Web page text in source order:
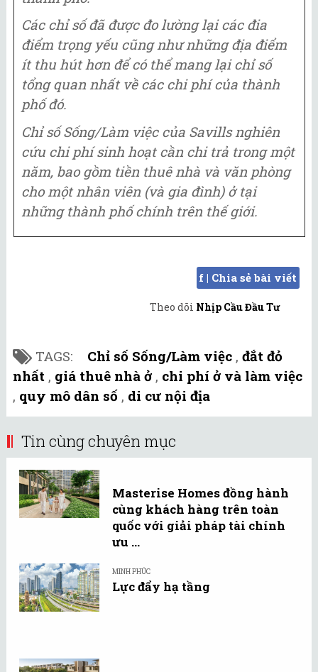
Các chỉ số đã được đo lường lại các đia
điểm trọng yếu cũng như những địa điểm
ít thu hút hơn để có thể mang lại chỉ số
tổng quan nhất về các chi phí của thành
phố đó.
Chỉ số Sống/Làm việc của Savills nghiên
cứu chi phí sinh hoạt cần chi trả trong một
năm, bao gồm tiền thuê nhà và văn phòng
cho một nhân viên (và gia đình) ở tại
những thành phố chính trên thế giới.
f | Chia sẻ bài viết
Theo dõi Nhịp Cầu Đầu Tư
TAGS: Chỉ số Sống/Làm việc , đắt đỏ
nhất , giá thuê nhà ở , chi phí ở và làm việc
, quy mô dân số , di cư nội địa
Tin cùng chuyên mục
Masterise Homes đồng hành
cùng khách hàng trên toàn
quốc với giải pháp tài chính
ưu ...
MINH PHÚC
Lực đẩy hạ tầng